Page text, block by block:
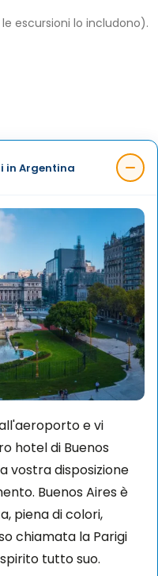
escursioni lo includono).
in Argentina
e vi
hotel di Buenos
vostra disposizione
Buenos Aires è
piena di colori,
chiamata la Parigi
tutto suo.